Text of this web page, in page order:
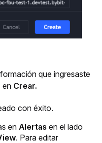
que ingresaste
en Crear.
con éxito.
en Alertas en el lado
. Para editar